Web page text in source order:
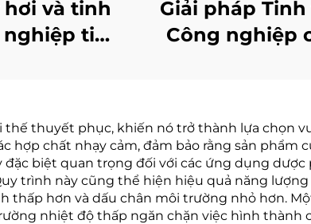
hơi và tinh
tiêu
Giải pháp
Công nghiệp
Thể Under
thuyết phục, khiến nó trở thành lựa chọn
hợp chất nhạy cảm, đảm bảo rằng sản phẩm
biệt quan trọng đối với các ứng dụng
trình này cũng thể hiện hiệu quả năng
thấp hơn và dấu chân môi trường nhỏ hơn.
nhiệt độ thấp ngăn chặn việc hình